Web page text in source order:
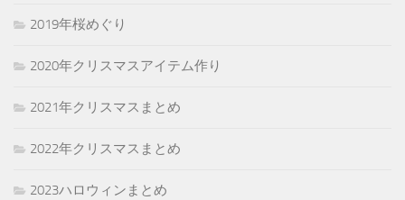
2019年桜めぐり
2020年クリスマスアイテム作り
2021年クリスマスまとめ
2022年クリスマスまとめ
2023ハロウィンまとめ